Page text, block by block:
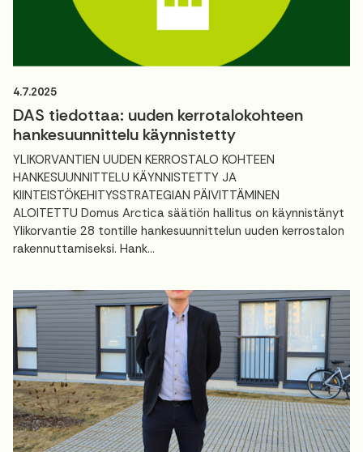
4.7.2025
DAS tiedottaa: uuden kerrotalokohteen
hankesuunnittelu käynnistetty
YLIKORVANTIEN UUDEN KERROSTALO KOHTEEN
HANKESUUNNITTELU KÄYNNISTETTY JA
KIINTEISTÖKEHITYSSTRATEGIAN PÄIVITTÄMINEN
ALOITETTU Domus Arctica säätiön hallitus on käynnistänyt
Ylikorvantie 28 tontille hankesuunnittelun uuden kerrostalon
rakennuttamiseksi. Hank...